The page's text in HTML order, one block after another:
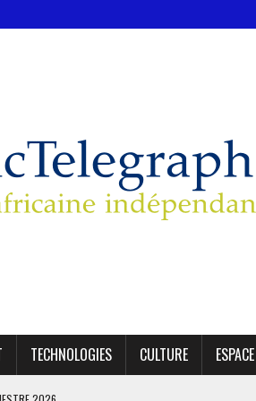
TECHNOLOGIES CULTURE